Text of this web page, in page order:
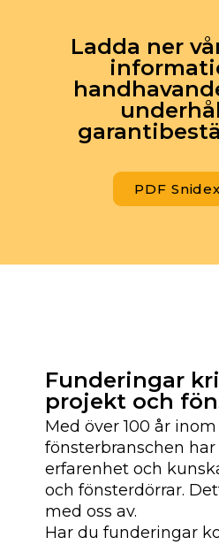
Ladda ner
PDF
Funderingar
projekt och
Med över 100 år inom
fönsterbranschen
erfarenhet och
och fönsterdörrar.
med oss av.
Har du funderingar